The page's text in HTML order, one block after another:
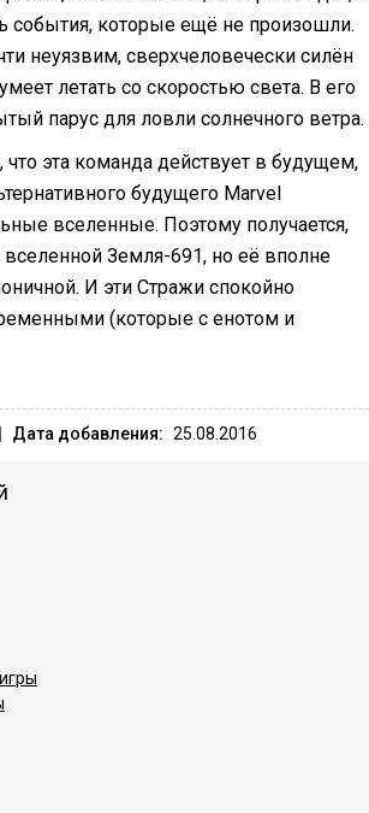
события, которые ещё не произошли.
неуязвим, сверхчеловечески силён
летать со скоростью света. В его
парус для ловли солнечного ветра.
эта команда действует в будущем,
будущего Marvel
вселенные. Поэтому получается,
вселенной Земля-691, но её вполне
И эти Стражи спокойно
(которые с енотом и
Дата добавления: 25.08.2016